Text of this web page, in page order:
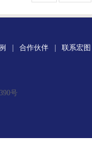
合作伙伴
联系宏图
号